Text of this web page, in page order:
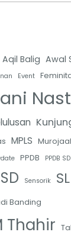
Aqil Balig Awal
Event
MPLS
PPDB PPDB
SD Sensorik SL
Banding
Thahir